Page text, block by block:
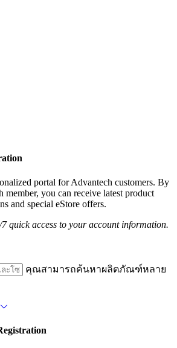
portal for Advantech customers. By
member, you can receive latest product
and special eStore offers.
quick access to your account information.
คุณสามารถค้นหาผลิตภัณฑ์หลาย